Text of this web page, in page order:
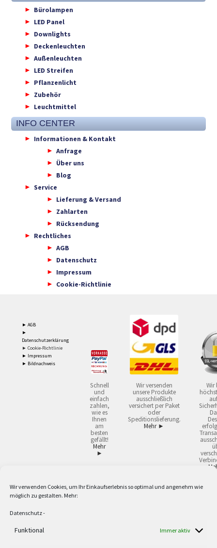
Wir verwenden Cookies, um Ihr Einkaufserlebnis so optimal und angenehm wie
möglich zu gestalten. Mehr:
Datenschutz-
Funktional Immer aktiv
Bürolampen
LED Panel
Downlights
Deckenleuchten
Außenleuchten
LED Streifen
Pflanzenlicht
Zubehör
Leuchtmittel
INFO CENTER
Informationen & Kontakt
Anfrage
Über uns
Blog
Service
Lieferung & Versand
Zahlarten
Rücksendung
Rechtliches
AGB
Datenschutz
Impressum
Cookie-Richtlinie
► AGB
►
Datenschutzerklärung
► Cookie-Richtlinie
► Impressum
► Bildnachweis
Schnell
und
einfach
zahlen,
wie es
Ihnen
am
besten
gefällt!
Mehr
►
Wir versenden
unsere Produkte
ausschließlich
versichert per Paket
oder
Speditionslieferung.
Mehr ►
Wir
2 Lieferzeiten gelten mit Express-24.
Versandkostenfrei ab 59,90 € Nettowarenwert. Inseln ausgenommen. Unsere
Berufe zur Verwendung in der selbständigen, beruflichen oder gewerblichen